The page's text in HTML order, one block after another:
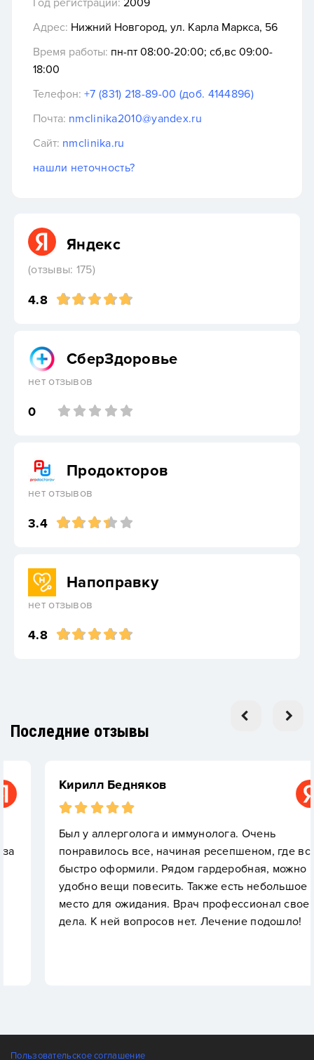
Год регистрации: 2009
Адрес: Нижний Новгород, ул. Карла Маркса, 56
Время работы: пн-пт 08:00-20:00; сб,вс 09:00-
18:00
Телефон: +7 (831) 218-89-00 (доб. 4144896)
Почта: nmclinika2010@yandex.ru
Сайт: nmclinika.ru
нашли неточность?
Яндекс
(отзывы: 175)
4.8
СберЗдоровье
нет отзывов
0
Продокторов
нет отзывов
3.4
Напоправку
нет отзывов
4.8
Последние отзывы
Кирилл Бедняков
Был у аллерголога и иммунолога. Очень
понравилось все, начиная ресепшеном, где все
быстро оформили. Рядом гардеробная, можно
удобно вещи повесить. Также есть небольшое
место для ожидания. Врач профессионал своего
дела. К ней вопросов нет. Лечение подошло!
Пользовательское соглашение